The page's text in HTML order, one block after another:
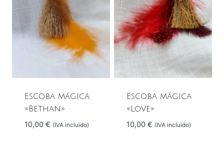
Escoba mágica
«Bethan»
10,00 € (IVA incluido)
Escoba mágica
«Love»
10,00 € (IVA incluido)